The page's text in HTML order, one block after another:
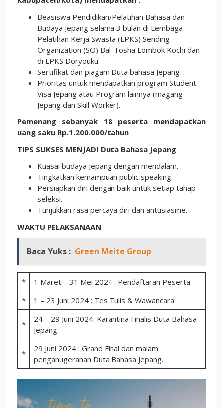
Beasiswa Pendidikan/Pelatihan Bahasa dan
Budaya Jepang selama 3 bulan di Lembaga
Pelatihan Kerja Swasta (LPKS) Sending
Organization (SO) Bali Tosha Lombok Kochi dan
di LPKS Doryouku.
Sertifikat dan piagam Duta bahasa Jepang
Prioritas untuk mendapatkan program Student
Visa Jepang atau Program lainnya (magang
Jepang dan Skill Worker).
Pemenang sebanyak 18 peserta mendapatkan
uang saku Rp.1.200.000/tahun
TIPS SUKSES MENJADI Duta Bahasa Jepang
Kuasai budaya Jepang dengan mendalam.
Tingkatkan kemampuan public speaking.
Persiapkan diri dengan baik untuk setiap tahap
seleksi.
Tunjukkan rasa percaya diri dan antusiasme.
WAKTU PELAKSANAAN
Baca Yuks : Green Meite Group
*
1 Maret – 31 Mei 2024 : Pendaftaran Peserta
*
1 – 23 Juni 2024 : Tes Tulis & Wawancara
*
24 – 29 Juni 2024: Karantina Finalis Duta Bahasa
Jepang
*
29 Juni 2024 : Grand Final dan malam
penganugerahan Duta Bahasa Jepang.